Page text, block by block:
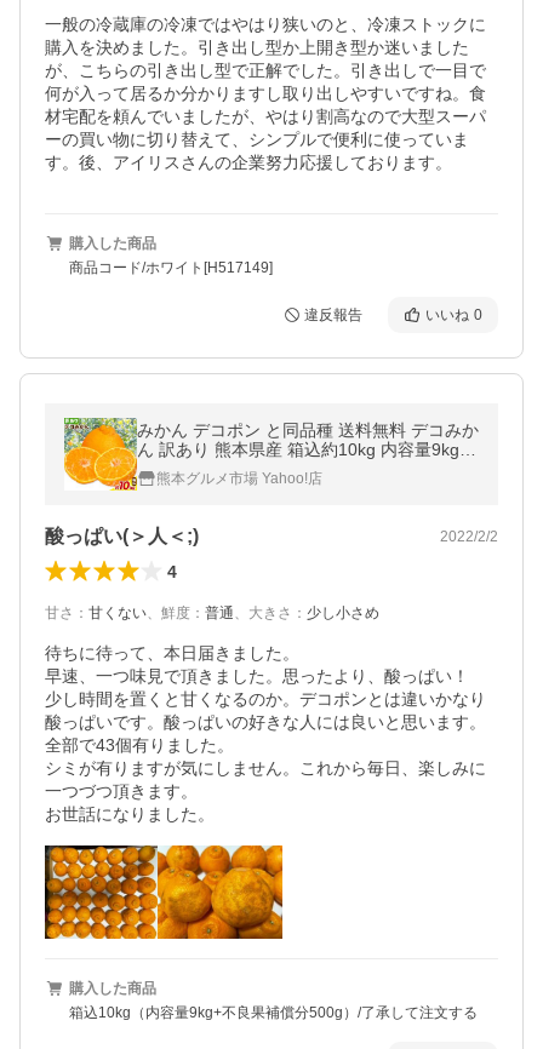
一般の冷蔵庫の冷凍ではやはり狭いのと、冷凍ストックに
購入を決めました。引き出し型か上開き型か迷いました
が、こちらの引き出し型で正解でした。引き出しで一目で
何が入って居るか分かりますし取り出しやすいですね。食
材宅配を頼んでいましたが、やはり割高なので大型スーパ
ーの買い物に切り替えて、シンプルで便利に使っていま
す。後、アイリスさんの企業努力応援しております。
購入した商品
商品コード/ホワイト[H517149]
違反報告 いいね 0
みかん デコポン と同品種 送料無料 デコみか
ん 訳あり 熊本県産 箱込約10kg 内容量9kg +
補償分500g ミカン 柑橘
熊本グルメ市場 Yahoo!店
酸っぱい(＞人＜;) 2022/2/2
4
甘さ ： 甘くない、 鮮度 ： 普通、 大きさ ： 少し小さめ
待ちに待って、本日届きました。
早速、一つ味見で頂きました。思ったより、酸っぱい！
少し時間を置くと甘くなるのか。デコポンとは違いかなり
酸っぱいです。酸っぱいの好きな人には良いと思います。
全部で43個有りました。
シミが有りますが気にしません。これから毎日、楽しみに
一つづつ頂きます。
お世話になりました。
購入した商品
箱込10kg（内容量9kg+不良果補償分500g）/了承して注文する